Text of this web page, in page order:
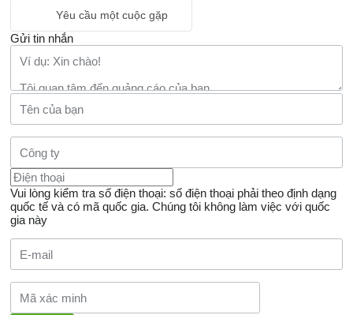
Yêu cầu một cuộc gặp
Gửi tin nhắn
Vui lòng kiểm tra số điện thoại: số điện thoại phải theo định dạng
quốc tế và có mã quốc gia. Chúng tôi không làm việc với quốc
gia này